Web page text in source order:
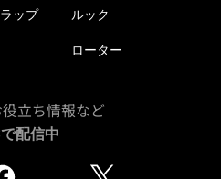
ップ ルック
ローター
立ち情報など
配信中